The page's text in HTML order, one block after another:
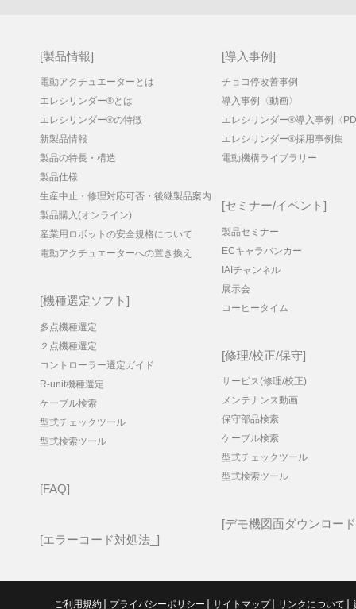
製品情報
電動アクチュエーターとは
エレシリンダー®とは
エレシリンダー®の特徴
新製品情報
製品の特長・構造
製品仕様
生産中止・修理対応可否・後継製品案内
製品購入(オンライン)
産業用ロボットの安全規格について
電動アクチュエーターへの置き換え
機種選定ソフト
多点機種選定
２点機種選定
コントローラー選定ガイド
R-unit機種選定
ケーブル検索
型式チェックツール
型式検索ツール
FAQ
エラーコード対処法_
導入事例
チョコ停改善事例
導入事例〈動画〉
エレシリンダー®導入事例〈
エレシリンダー®採用事例集
電動機構ライブラリー
セミナー/イベント
製品セミナー
ECキャラバンカー
IAIチャンネル
展示会
コーヒータイム
修理/校正/保守
サービス(修理/校正)
メンテナンス動画
保守部品検索
ケーブル検索
型式チェックツール
型式検索ツール
デモ機図面ダウンロード
ご利用規約 プライバシーポリシー サイトマップ リンクについて